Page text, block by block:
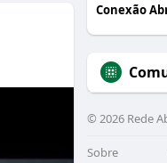
Conexão
© 2026 Rede
Sobre